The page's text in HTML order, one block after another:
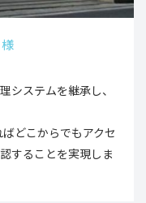
システムを継承し、
どこからでもアクセ
することを実現しま